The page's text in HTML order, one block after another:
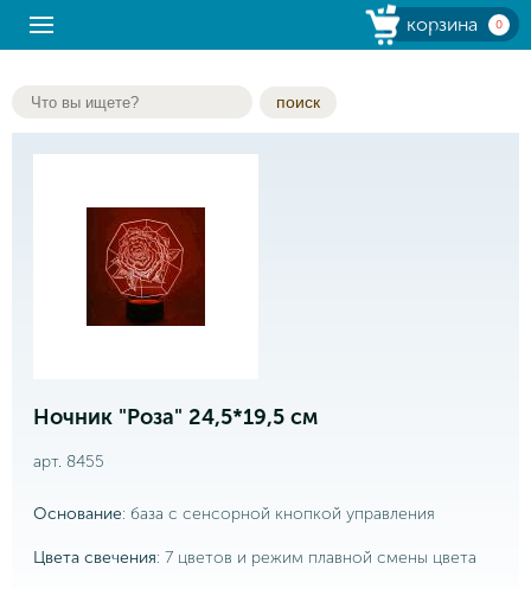
корзина 0
поиск
Ночник "Роза" 24,5*19,5 см
арт. 8455
Основание: база с сенсорной кнопкой управления
Цвета свечения: 7 цветов и режим плавной смены цвета